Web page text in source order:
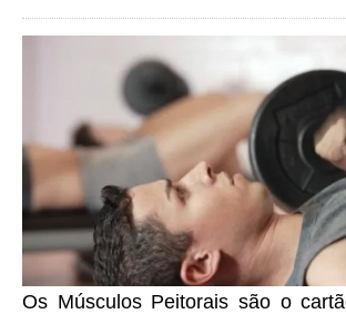
Os Músculos Peitorais são o